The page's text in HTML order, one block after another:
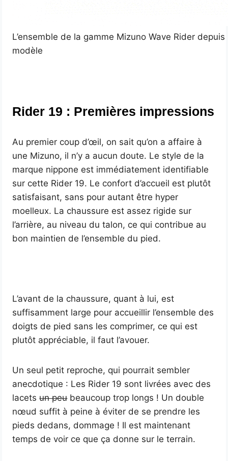
L’ensemble de la gamme Mizuno Wave Rider
modèle
Rider 19 : Premières impressions
Au premier coup d’œil, on sait qu’on a affaire à
une Mizuno, il n’y a aucun doute. Le style de la
marque nippone est immédiatement identifiable
sur cette Rider 19. Le confort d’accueil est plutôt
satisfaisant, sans pour autant être hyper
moelleux. La chaussure est assez rigide sur
l’arrière, au niveau du talon, ce qui contribue au
bon maintien de l’ensemble du pied.
L’avant de la chaussure, quant à lui, est
suffisamment large pour accueillir l’ensemble des
doigts de pied sans les comprimer, ce qui est
plutôt appréciable, il faut l’avouer.
Un seul petit reproche, qui pourrait sembler
anecdotique : Les Rider 19 sont livrées avec des
lacetsun peubeaucoup trop longs ! Un double
nœud suffit à peine à éviter de se prendre les
pieds dedans, dommage ! Il est maintenant
temps de voir ce que ça donne sur le terrain.